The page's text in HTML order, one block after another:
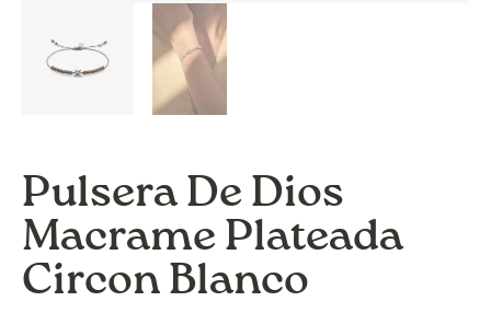
Pulsera De Dios
Macrame Plateada
Circon Blanco